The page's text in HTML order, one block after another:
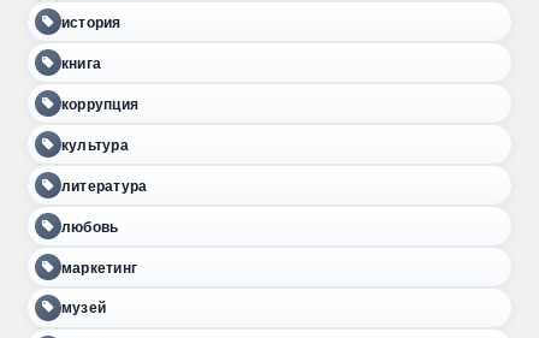
история
книга
коррупция
культура
литература
любовь
маркетинг
музей